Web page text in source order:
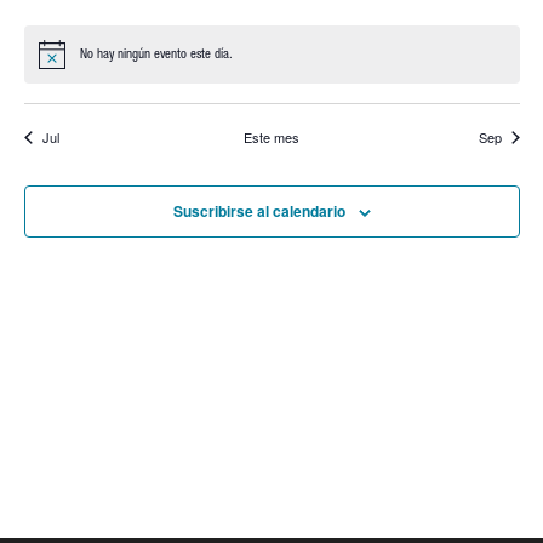
Aviso
No hay ningún evento este día.
Jul Este mes Sep
Suscribirse al calendario